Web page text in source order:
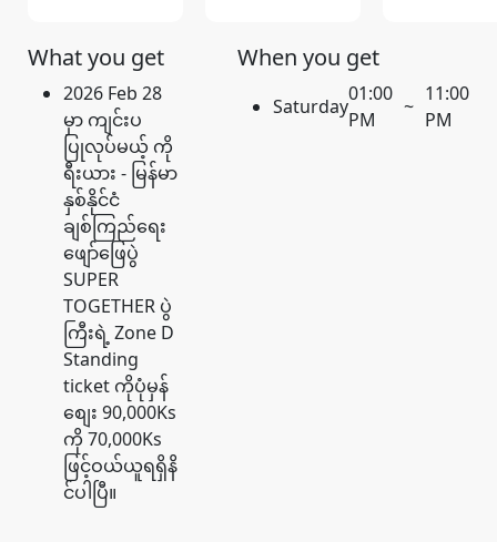
What you get
2026 Feb 28
မှာ ကျင်းပ
ပြုလုပ်မယ့် ကို
ရီးယား - မြန်မာ
နှစ်နိုင်ငံ
ချစ်ကြည်ရေး
ဖျော်ဖြေပွဲ
SUPER
TOGETHER ပွဲ
ကြီးရဲ့ Zone D
Standing
ticket ကိုပုံမှန်
စျေး 90,000Ks
ကို 70,000Ks
ဖြင့်ဝယ်ယူရရှိနိ
င်ပါပြီ။
When you get
Saturday
01:00
PM
~
11:00
PM